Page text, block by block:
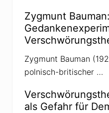
i
o
-
I
p
f
u
g
Zygmunt Bauman:
Zygmunt Bauman
polnisch-britischer …
als Gefahr für